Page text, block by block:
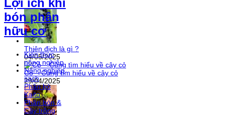
bón phân
hữu cơ
Kiến thức
nông nghiệp
Nông nghiệp
sạch
Phân bò
Kaito
Phân bón &
Cây trồng
Thiên địch là gì ?
04/05/2025
Cỏ – Cùng tìm hiểu về cây cỏ
29/04/2025